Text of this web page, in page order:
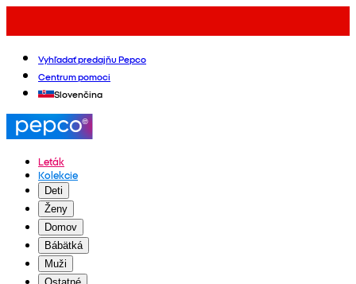
Vyhľadať predajňu Pepco
Centrum pomoci
Slovenčina
Leták
Kolekcie
Deti
Ženy
Domov
Bábätká
Muži